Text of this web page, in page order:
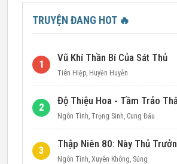
TRUYỆN ĐANG HOT 🔥
1
Vũ Khí Thần Bí Của Sát Thủ
Tiên Hiệp, Huyền Huyễn
2
Ngôn Tình, Trọng Sinh, Cung Đấu
3
Ngôn Tình, Xuyên Không, Sủng